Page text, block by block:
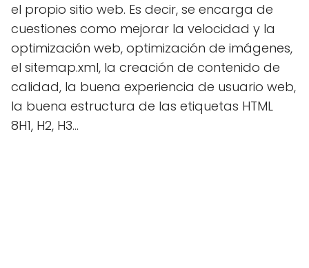
el propio sitio web. Es decir, se encarga de
cuestiones como mejorar la velocidad y la
optimización web, optimización de imágenes,
el sitemap.xml, la creación de contenido de
calidad, la buena experiencia de usuario web,
la buena estructura de las etiquetas HTML
8H1, H2, H3…